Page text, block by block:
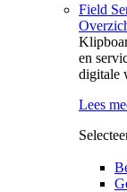
Field
en
digitale
Lees